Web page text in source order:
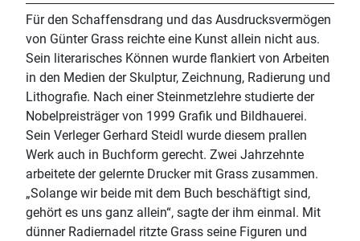
Für den Schaffensdrang und das Ausdrucksvermögen
von Günter Grass reichte eine Kunst allein nicht aus.
Sein literarisches Können wurde flankiert von Arbeiten
in den Medien der Skulptur, Zeichnung, Radierung und
Lithografie. Nach einer Steinmetzlehre studierte der
Nobelpreisträger von 1999 Grafik und Bildhauerei.
Sein Verleger Gerhard Steidl wurde diesem prallen
Werk auch in Buchform gerecht. Zwei Jahrzehnte
arbeitete der gelernte Drucker mit Grass zusammen.
„Solange wir beide mit dem Buch beschäftigt sind,
gehört es uns ganz allein“, sagte der ihm einmal. Mit
dünner Radiernadel ritzte Grass seine Figuren und